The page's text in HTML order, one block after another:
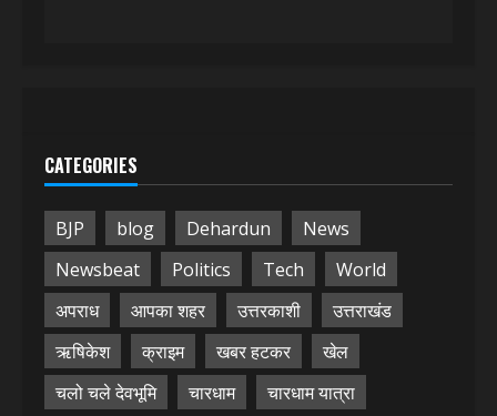
CATEGORIES
BJP blog Dehardun
News
Newsbeat
Politics Tech
World
अपराध
आपका शहर उत्तरकाशी
उत्तराखंड
ऋषिकेश
क्राइम खबर हटकर
खेल
चलो चले देवभूमि
चारधाम
चारधाम यात्रा